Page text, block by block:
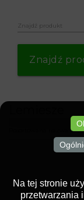
Znajdź produkt
Znajdź
Posortowana nazwa
Na tej stronie
przetwarzania